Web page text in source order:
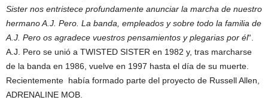
Sister nos entristece profundamente anunciar la marcha de nuestro
hermano A.J. Pero. La banda, empleados y sobre todo la familia de
A.J. Pero os agradece vuestros pensamientos y plegarias por él“.
A.J. Pero se unió a TWISTED SISTER en 1982 y, tras marcharse
de la banda en 1986, vuelve en 1997 hasta el día de su muerte.
Recientemente había formado parte del proyecto de Russell Allen,
ADRENALINE MOB.